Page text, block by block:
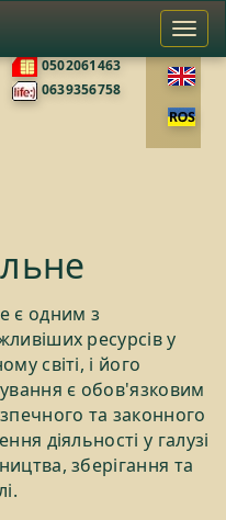
0502061463
0639356758
є одним з
ресурсів у
світі, і його
є обов'язковим
та законного
діяльності у галузі
зберігання та